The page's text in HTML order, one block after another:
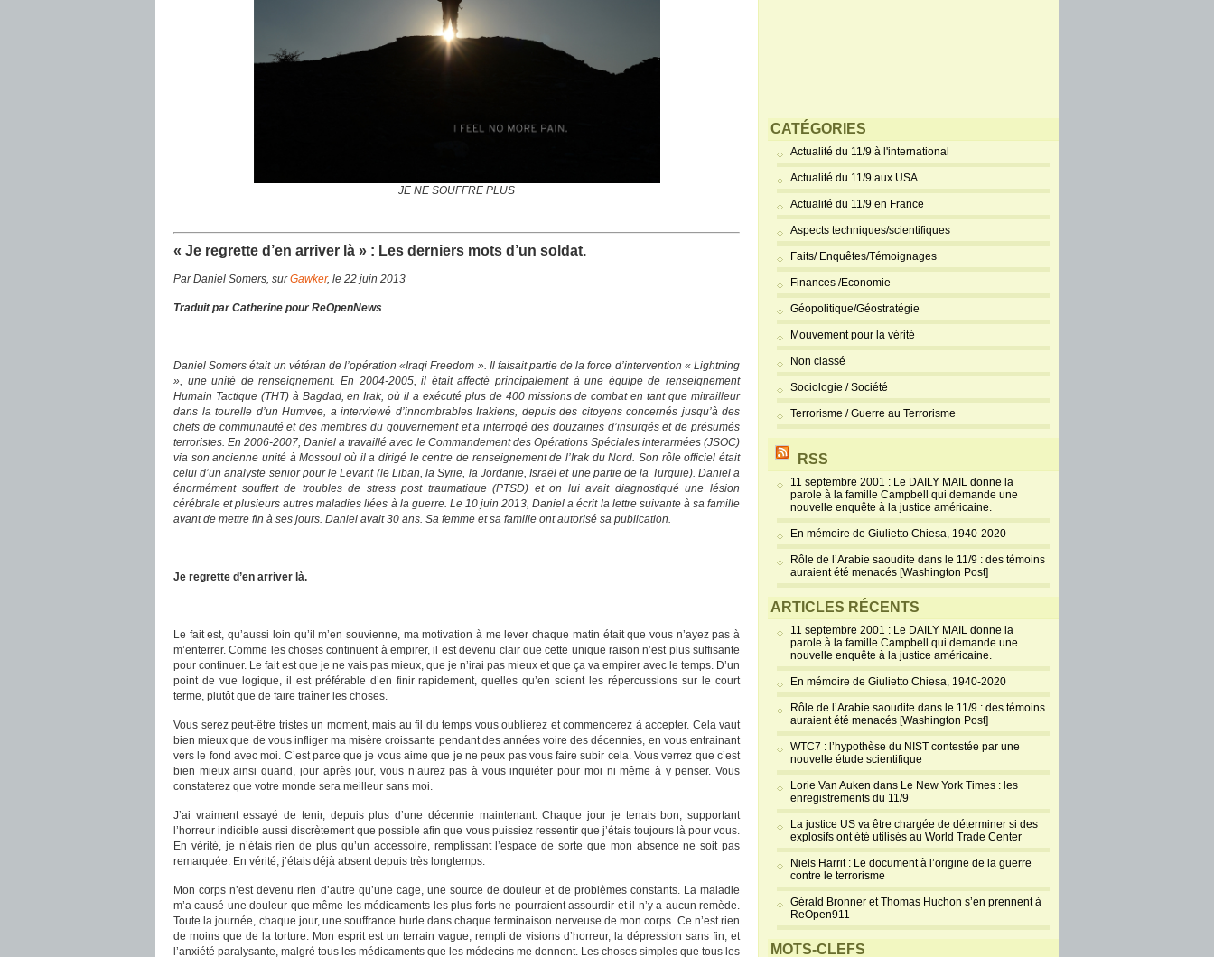
JE NE SOUFFRE PLUS
« Je regrette d’en arriver là » : Les derniers mots d’un soldat.
Par Daniel Somers, surGawker, le 22 juin 2013
Traduit par Catherine pour ReOpenNews
Daniel Somers était un vétéran de l’opération «Iraqi Freedom ». Il faisait partie de la force d’intervention « Lightning
», une unité de renseignement. En 2004-2005, il était affecté principalement à une équipe de renseignement
Humain Tactique (THT) à Bagdad, en Irak, où il a exécuté plus de 400 missions de combat en tant que mitrailleur
dans la tourelle d’un Humvee, a interviewé d’innombrables Irakiens, depuis des citoyens concernés jusqu’à des
chefs de communauté et des membres du gouvernement et a interrogé des douzaines d’insurgés et de présumés
terroristes. En 2006-2007, Daniel a travaillé avec le Commandement des Opérations Spéciales interarmées (JSOC)
via son ancienne unité à Mossoul où il a dirigé le centre de renseignement de l’Irak du Nord. Son rôle officiel était
celui d’un analyste senior pour le Levant (le Liban, la Syrie, la Jordanie, Israël et une partie de la Turquie). Daniel a
énormément souffert de troubles de stress post traumatique (PTSD) et on lui avait diagnostiqué une lésion
cérébrale et plusieurs autres maladies liées à la guerre. Le 10 juin 2013, Daniel a écrit la lettre suivante à sa famille
avant de mettre fin à ses jours. Daniel avait 30 ans. Sa femme et sa famille ont autorisé sa publication.
Je regrette d’en arriver là.
Le fait est, qu’aussi loin qu’il m’en souvienne, ma motivation à me lever chaque matin était que vous n’ayez pas à
m’enterrer. Comme les choses continuent à empirer, il est devenu clair que cette unique raison n’est plus suffisante
pour continuer. Le fait est que je ne vais pas mieux, que je n’irai pas mieux et que ça va empirer avec le temps. D’un
point de vue logique, il est préférable d’en finir rapidement, quelles qu’en soient les répercussions sur le court
terme, plutôt que de faire traîner les choses.
Vous serez peut-être tristes un moment, mais au fil du temps vous oublierez et commencerez à accepter. Cela vaut
bien mieux que de vous infliger ma misère croissante pendant des années voire des décennies, en vous entrainant
vers le fond avec moi. C’est parce que je vous aime que je ne peux pas vous faire subir cela. Vous verrez que c’est
bien mieux ainsi quand, jour après jour, vous n’aurez pas à vous inquiéter pour moi ni même à y penser. Vous
constaterez que votre monde sera meilleur sans moi.
J’ai vraiment essayé de tenir, depuis plus d’une décennie maintenant. Chaque jour je tenais bon, supportant
l’horreur indicible aussi discrètement que possible afin que vous puissiez ressentir que j’étais toujours là pour vous.
En vérité, je n’étais rien de plus qu’un accessoire, remplissant l’espace de sorte que mon absence ne soit pas
remarquée. En vérité, j’étais déjà absent depuis très longtemps.
Mon corps n’est devenu rien d’autre qu’une cage, une source de douleur et de problèmes constants. La maladie
m’a causé une douleur que même les médicaments les plus forts ne pourraient assourdir et il n’y a aucun remède.
Toute la journée, chaque jour, une souffrance hurle dans chaque terminaison nerveuse de mon corps. Ce n’est rien
de moins que de la torture. Mon esprit est un terrain vague, rempli de visions d’horreur, la dépression sans fin, et
l’anxiété paralysante, malgré tous les médicaments que les médecins me donnent. Les choses simples que tous les
CATÉGORIES
Actualité du 11/9 à l'international
Actualité du 11/9 aux USA
Actualité du 11/9 en France
Aspects techniques/scientifiques
Faits/ Enquêtes/Témoignages
Finances /Economie
Géopolitique/Géostratégie
Mouvement pour la vérité
Non classé
Sociologie / Société
Terrorisme / Guerre au Terrorisme
RSS
11 septembre 2001 : Le DAILY MAIL donne la
parole à la famille Campbell qui demande une
nouvelle enquête à la justice américaine.
En mémoire de Giulietto Chiesa, 1940-2020
Rôle de l’Arabie saoudite dans le 11/9 : des témoins
auraient été menacés [Washington Post]
ARTICLES RÉCENTS
11 septembre 2001 : Le DAILY MAIL donne la
parole à la famille Campbell qui demande une
nouvelle enquête à la justice américaine.
En mémoire de Giulietto Chiesa, 1940-2020
Rôle de l’Arabie saoudite dans le 11/9 : des témoins
auraient été menacés [Washington Post]
WTC7 : l’hypothèse du NIST contestée par une
nouvelle étude scientifique
Lorie Van Auken dans Le New York Times : les
enregistrements du 11/9
La justice US va être chargée de déterminer si des
explosifs ont été utilisés au World Trade Center
Niels Harrit : Le document à l’origine de la guerre
contre le terrorisme
Gérald Bronner et Thomas Huchon s’en prennent à
ReOpen911
MOTS-CLEFS